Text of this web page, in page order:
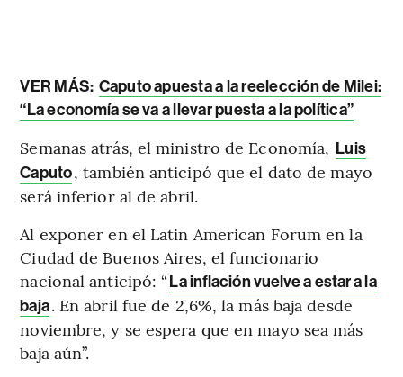
VER MÁS: Caputo apuesta a la reelección de Milei:
“La economía se va a llevar puesta a la política”
Semanas atrás, el ministro de Economía, Luis
Caputo, también anticipó que el dato de mayo
será inferior al de abril.
Al exponer en el Latin American Forum en la
Ciudad de Buenos Aires, el funcionario
nacional anticipó: “La inflación vuelve a estar a la
baja. En abril fue de 2,6%, la más baja desde
noviembre, y se espera que en mayo sea más
baja aún”.